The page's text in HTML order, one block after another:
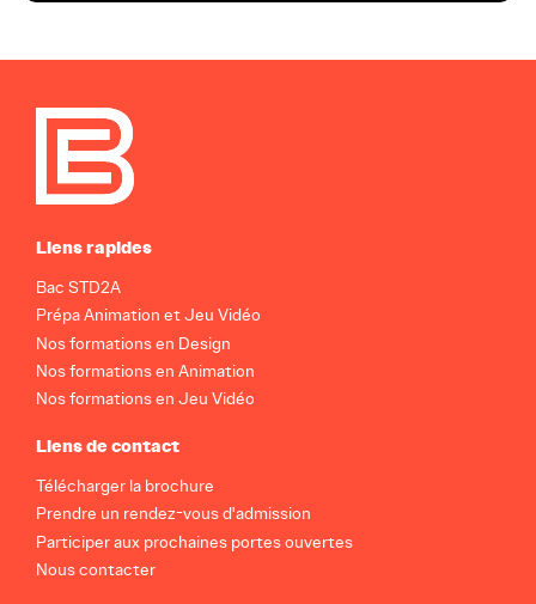
Liens rapides
Bac STD2A
Prépa Animation et Jeu Vidéo
Nos formations en Design
Nos formations en Animation
Nos formations en Jeu Vidéo
Liens de contact
Télécharger la brochure
Prendre un rendez-vous d'admission
Participer aux prochaines portes ouvertes
Nous contacter